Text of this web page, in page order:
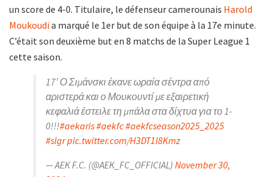
un score de 4-0. Titulaire, le défenseur camerounais Harold
Moukoudia marqué le 1er but de son équipe à la 17e minute.
C’était son deuxième but en 8 matchs de la Super League 1
cette saison.
17’ Ο Σιμάνσκι έκανε ωραία σέντρα από
αριστερά και ο Μουκουντί με εξαιρετική
κεφαλιά έστειλε τη μπάλα στα δίχτυα για το 1-
0!!!#aekaris#aekfc#aekfcseason2025_2025
#slgrpic.twitter.com/H3DT1l8Kmz
— AEK F.C. (@AEK_FC_OFFICIAL) November 30,